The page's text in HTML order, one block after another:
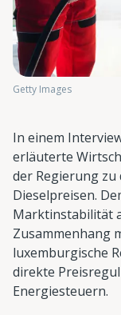
Getty Images
In einem
erläuterte
der Regierung
Dieselpreisen.
Marktinstabilität
Zusammenhang
luxemburgische
direkte
Energiesteuern.